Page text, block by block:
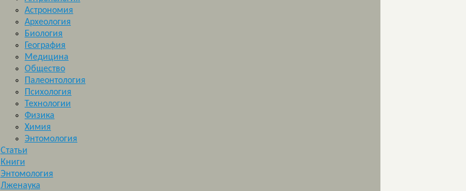
Астрономия
Археология
Биология
География
Медицина
Общество
Палеонтология
Психология
Технологии
Физика
Химия
Энтомология
Статьи
Книги
Энтомология
Лженаука